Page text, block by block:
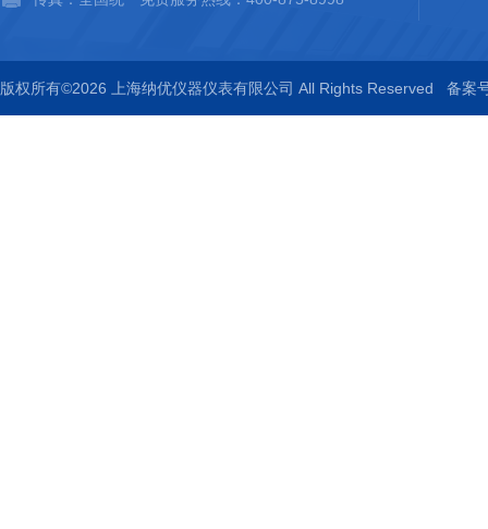
版权所有©2026 上海纳优仪器仪表有限公司 All Rights Reserved 备案